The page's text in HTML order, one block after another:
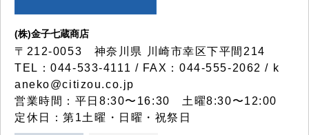
(株)金子七蔵商店
〒212-0053 神奈川県 川崎市幸区下平間214
TEL：044-533-4111 / FAX：044-555-2062 / k
aneko@citizou.co.jp
営業時間：平日8:30〜16:30 土曜8:30〜12:00
定休日：第1土曜・日曜・祝祭日